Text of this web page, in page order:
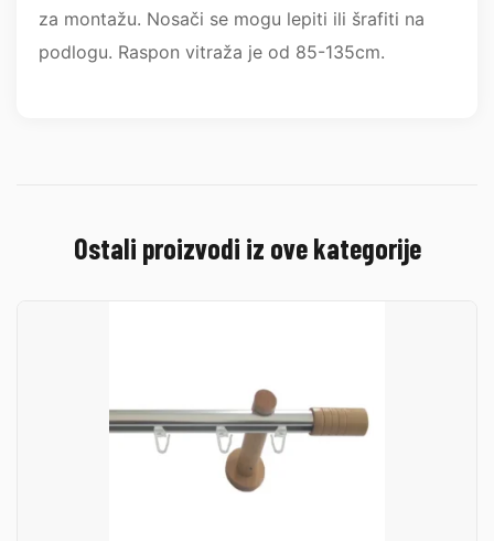
za montažu. Nosači se mogu lepiti ili šrafiti na
podlogu. Raspon vitraža je od 85-135cm.
Ostali proizvodi iz ove kategorije